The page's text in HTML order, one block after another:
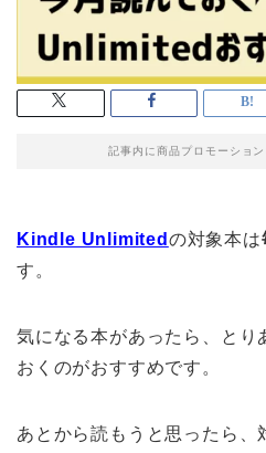
記事内に商品プロモーショ
Kindle Unlimited の対象本は
す。
気になる本があったら、とり
おくのがおすすめです。
あとから読もうと思ったら、